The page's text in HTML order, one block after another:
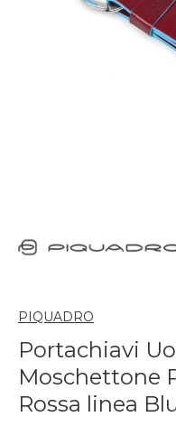
PIQUADRO
Portachiavi
Moschettone
Rossa linea